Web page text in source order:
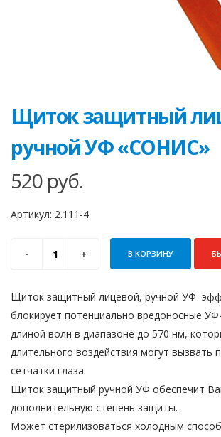
Щиток защитный
ручной УФ «СОНИС»
520 руб.
Артикул: 2.111-4
В КОРЗИНУ
Щиток защитный лицевой, ручной УФ
блокирует потенциально вредоносные
длиной волн в диапазоне до 570 нм,
длительного воздействия могут вызвать
сетчатки глаза.
Щиток защитный ручной УФ обеспечит
дополнительную степень защиты.
Может стерилизоваться холодным